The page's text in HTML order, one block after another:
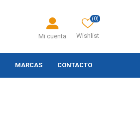
Mi cuenta Wishlist
(0)
MARCAS CONTACTO